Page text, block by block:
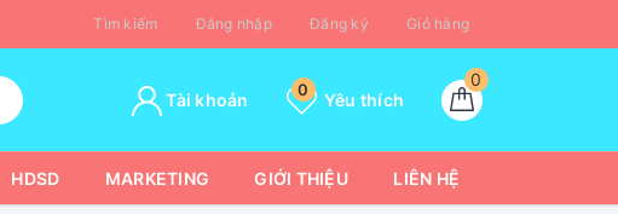
Tìm kiếm Đăng nhập Đăng ký Giỏ hàng
0
Yêu thích
0
Tài khoản
HDSD MARKETING GIỚI THIỆU LIÊN HỆ